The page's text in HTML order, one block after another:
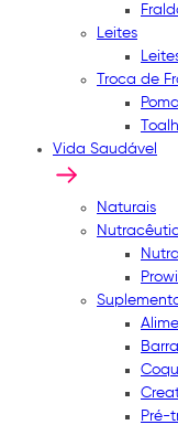
Leites
Troca de
Vida Saudável
Naturais
Pré-